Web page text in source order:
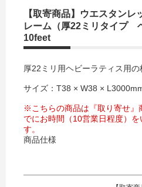
【取寄商品】ウエスタンレ
レーム（厚22ミリタイプ
10feet
厚22ミリ用ヘビーラティス用の
サイズ：T38 × W38 ×
※こちらの商品は『取り寄せ』
でにお時間（10営業日程度）
す。
商品仕様